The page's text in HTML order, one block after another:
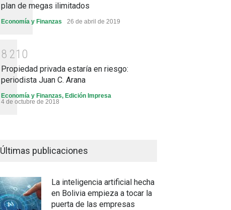
plan de megas ilimitados
Economía y Finanzas 26 de abril de 2019
8 21 0
Propiedad privada estaría en riesgo:
periodista Juan C. Arana
Economía y Finanzas, Edición Impresa
4 de octubre de 2018
Últimas publicaciones
La inteligencia artificial hecha
en Bolivia empieza a tocar la
puerta de las empresas